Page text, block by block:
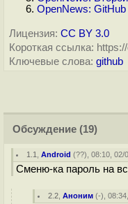
OpenNews: GitHub
Лицензия: CC BY 3.0
Короткая ссылка:
Ключевые слова: github
Обсуждение (19)
1.1 ,Android (??), 08:10, 02/
Сменю-ка пароль на
2.2 ,Аноним (-),